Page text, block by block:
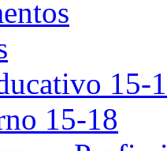
15-
15-18